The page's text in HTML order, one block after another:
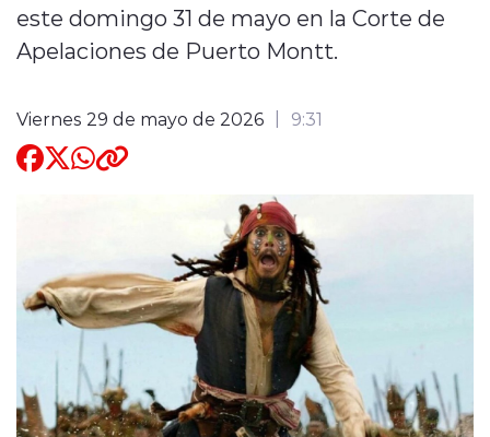
modo claro
este domingo 31 de mayo en la Corte de
Apelaciones de Puerto Montt.
Viernes 29 de mayo de 2026 9:31